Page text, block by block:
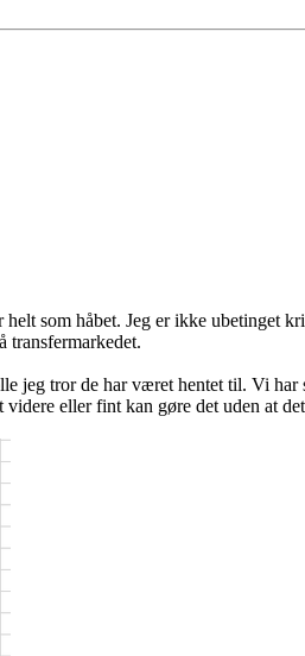
som håbet. Jeg er ikke ubetinget
transfermarkedet.
tror de har været hentet til. Vi har
eller fint kan gøre det uden at